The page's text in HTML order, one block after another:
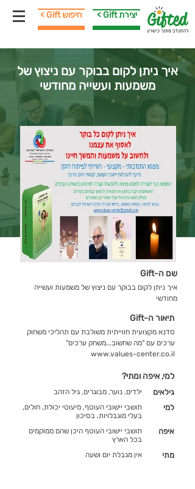
< Gift חיפוש < Gift יצירת
איך ניתן לקום בבוקר עם ניצוץ של
משמעות ועשייה מחודשי
שם ה-Gift
איך ניתן לקום בבוקר עם ניצוץ של משמעות ועשייה
מחודשי
תיאור ה-Gift
סדנא מקצועית חווייתית משולבת עם תהליכי משחוק
ערכים עם "מה שחשוב...משחק ערכים"
www.values-center.co.il
למי, איפה ומתי?
ילדים, נוער, מבוגרים, גיל הזהב גילאים
תושבי יישובי העוטף, מיעוטי יכולת, חולים,
בעלי מוגבלויות, בסיכון
למי
תושבי יישובי העוטף היכן שהם ממוקמים
בכל הארץ
איפה
אין מגבלת יום ושעה מתי